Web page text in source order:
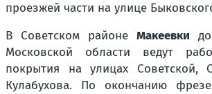
проезжей части на улице
В Советском районе Макеевки
Московской области ведут
покрытия на улицах Советской,
Кулабухова. По окончанию